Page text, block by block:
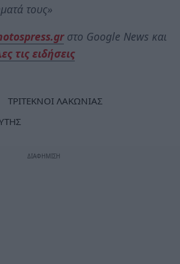
τους»
στο Google News και
τις ειδήσεις
ΤΡΙΤΕΚΝΟΙ ΛΑΚΩΝΙΑΣ